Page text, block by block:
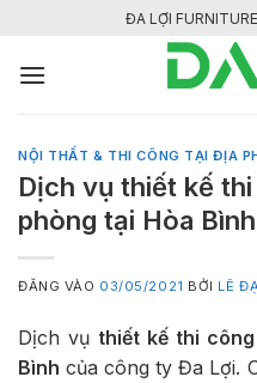
nội
ĐA LỢI
NỘI THẤT & THI CÔNG TẠI ĐỊA
Dịch vụ thiết kế
phòng tại Hòa Bình
ĐĂNG VÀO 03/05/2021 BỞI LÊ
Dịch vụ thiết kế thi
Bình của công ty Đa Lợi.